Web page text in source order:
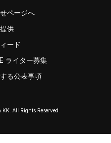
ページへ
供
ード
ライター募集
る公表事項
All Rights Reserved.